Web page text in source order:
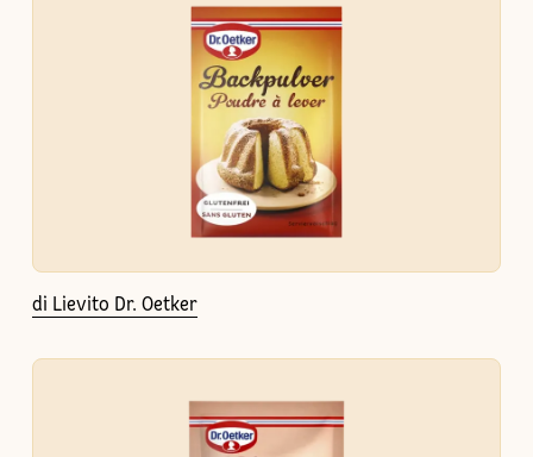
di Lievito Dr. Oetker